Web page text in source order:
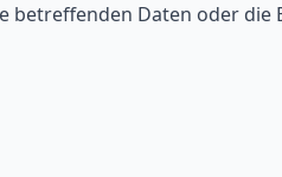
betreffenden Daten oder die